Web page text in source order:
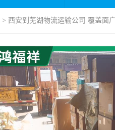
> 西安到芜湖物流运输公司 覆盖面